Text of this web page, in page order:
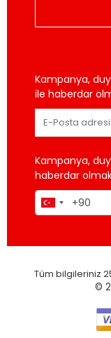
Kampanya,
ile haberdar
Kampanya,
haberdar
Tüm bilgileriniz
©